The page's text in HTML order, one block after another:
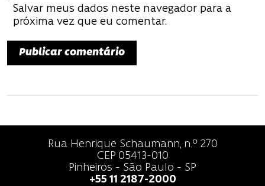
Salvar meus dados neste navegador para a
próxima vez que eu comentar.
Rua Henrique Schaumann, n.º 270
CEP 05413-010
Pinheiros - São Paulo - SP
+55 11 2187-2000